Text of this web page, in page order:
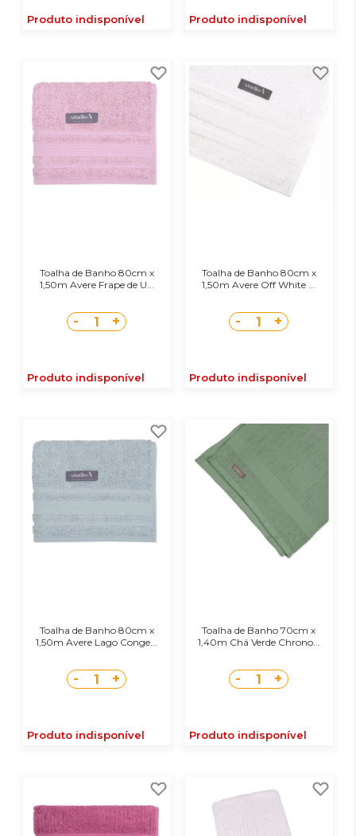
Produto indisponível Produto indisponível
Toalha de Banho 80cm x
1,50m Avere Frape de U...
- 1 +
Produto indisponível
Toalha de Banho 80cm x
1,50m Avere Off White ...
- 1 +
Produto indisponível
Toalha de Banho 80cm x
1,50m Avere Lago Conge...
- 1 +
Produto indisponível
Toalha de Banho 70cm x
1,40m Chá Verde Chrono...
- 1 +
Produto indisponível